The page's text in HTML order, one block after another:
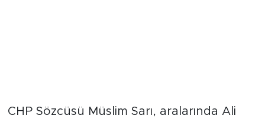
CHP Sözcüsü Müslim Sarı, aralarında Ali